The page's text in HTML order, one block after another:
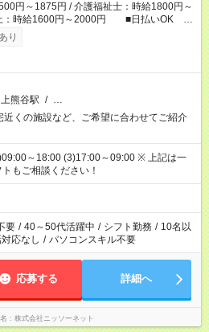
円～1875円 / 介護福祉士：時給1800円～
：時給1600円～2000円 ■日払いOK ■
時給1500円×8h）
り
上熊谷駅 / …
くの施設など、ご希望に合わせてご紹介
～18:00 (3)17:00～09:00 ※ 上記は一
もご相談ください！
要 / 40～50代活躍中 / シフト勤務 / 10名以
応なし / パソコンスキル不要
応募する 詳細へ
株式会社ニッソーネット